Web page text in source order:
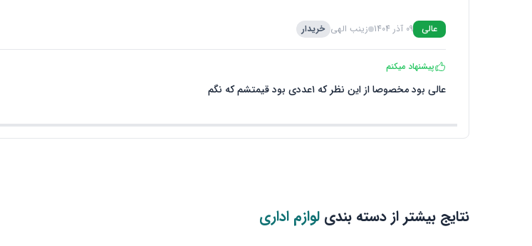
عالی 09 آذر 1404 زینب الهی خریدار
پیشنهاد میکنم
عالی بود مخصوصا از این نظر که ۱عددی بود قیمتشم که نگم
نتایج بیشتر از دسته بندی لوازم اداری